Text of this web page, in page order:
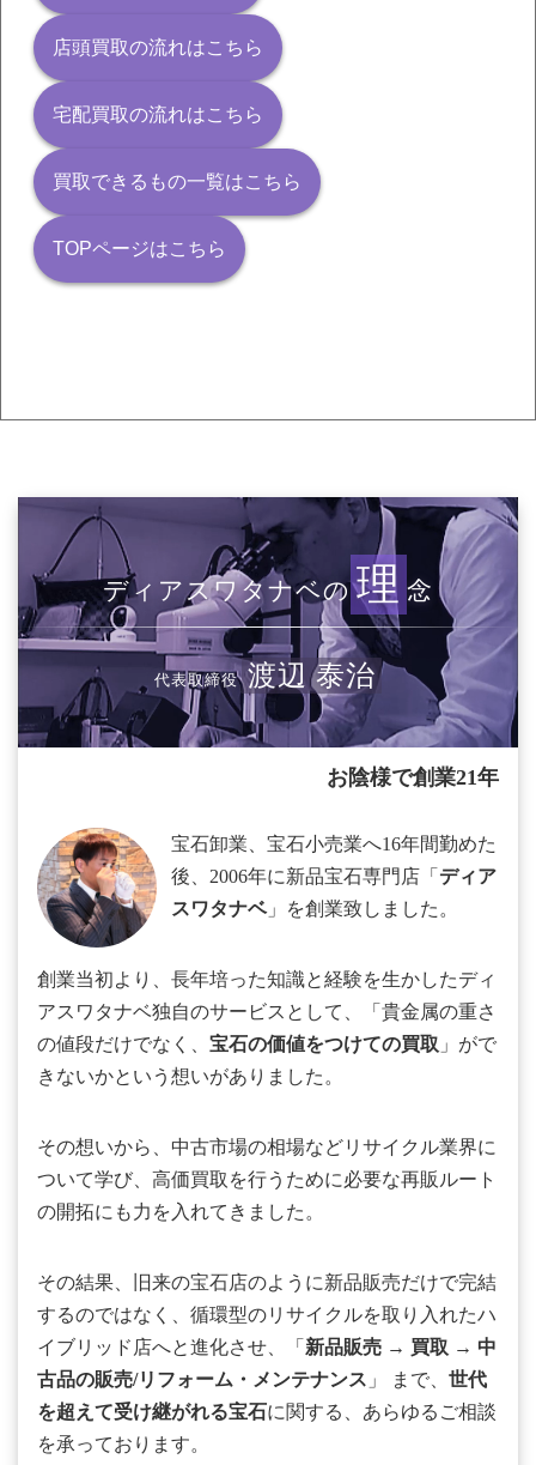
店頭買取の流れはこちら
宅配買取の流れはこちら
買取できるもの一覧はこちら
TOPページはこちら
ディアスワタナベの 理 念
代表取締役 渡辺 泰治
お陰様で創業21年
宝石卸業、宝石小売業へ16年間勤めた
後、2006年に新品宝石専門店「 ディア
スワタナベ」を創業致しました。
創業当初より、長年培った知識と経験を生かしたディ
アスワタナベ独自のサービスとして、「貴金属の重さ
の値段だけでなく、 宝石の価値をつけての買取 」がで
きないかという想いがありました。
その想いから、中古市場の相場などリサイクル業界に
ついて学び、高価買取を行うために必要な再販ルート
の開拓にも力を入れてきました。
その結果、旧来の宝石店のように新品販売だけで完結
するのではなく、循環型のリサイクルを取り入れたハ
イブリッド店へと進化させ、「 新品販売 → 買取 → 中
古品の販売/リフォーム・メンテナンス 」 まで、 世代
を超えて受け継がれる宝石に関する、あらゆるご相談
を承っております。